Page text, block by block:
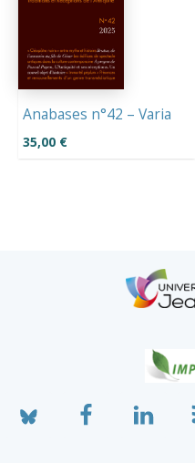
Anabases n°42 – Varia
35,00 €